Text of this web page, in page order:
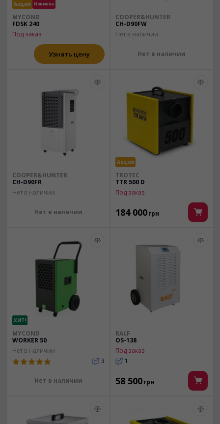
Акция Новинка
MYCOND
FDSK 240
Под заказ
Узнать цену
COOPER&HUNTER
CH-D90FW
Нет в наличии
Нет в наличии
COOPER&HUNTER
CH-D90FR
Нет в наличии
Нет в наличии
Акция
TROTEC
TTR 500 D
Под заказ
184 000грн
ХИТ!
MYCOND
WORKER 50
Нет в наличии
3
Нет в наличии
RALF
OS-138
Под заказ
1
58 500грн